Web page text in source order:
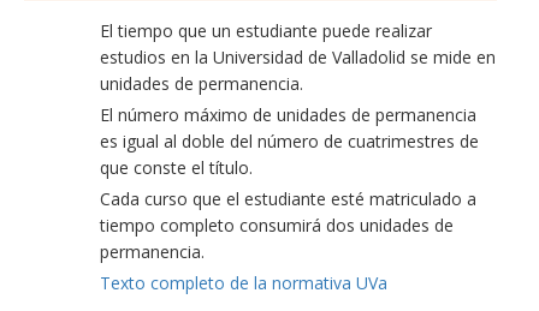
El tiempo que un estudiante puede realizar
estudios en la Universidad de Valladolid se mide en
unidades de permanencia.
El número máximo de unidades de permanencia
es igual al doble del número de cuatrimestres de
que conste el título.
Cada curso que el estudiante esté matriculado a
tiempo completo consumirá dos unidades de
permanencia.
Texto completo de la normativa UVa